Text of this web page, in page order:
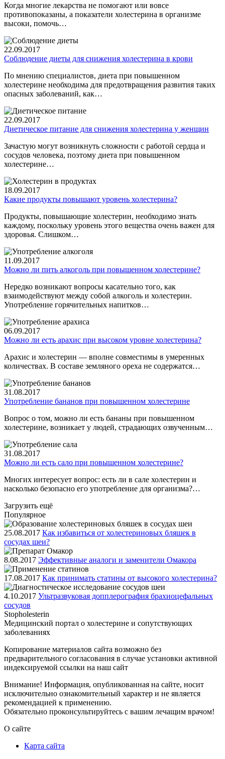
Когда многие лекарства не помогают или вовсе
противопоказаны, а показатели холестерина в организме
высоки, помочь…
22.09.2017
Соблюдение диеты для снижения холестерина в крови
По мнению специалистов, диета при повышенном
холестерине необходима для предотвращения развития таких
опасных заболеваний, как…
22.09.2017
Диетическое питание для снижения холестерина у женщин
Зачастую могут возникнуть сложности с работой сердца и
сосудов человека, поэтому диета при повышенном
холестерине…
18.09.2017
Какие продукты повышают уровень холестерина?
Продукты, повышающие холестерин, необходимо знать
каждому, поскольку уровень этого вещества очень важен для
здоровья. Слишком…
11.09.2017
Можно ли пить алкоголь при повышенном холестерине?
Нередко возникают вопросы касательно того, как
взаимодействуют между собой алкоголь и холестерин.
Употребление горячительных напитков…
06.09.2017
Можно ли есть арахис при высоком уровне холестерина?
Арахис и холестерин — вполне совместимы в умеренных
количествах. В составе земляного ореха не содержатся…
31.08.2017
Употребление бананов при повышенном холестерине
Вопрос о том, можно ли есть бананы при повышенном
холестерине, возникает у людей, страдающих озвученным…
31.08.2017
Можно ли есть сало при повышенном холестерине?
Многих интересует вопрос: есть ли в сале холестерин и
насколько безопасно его употребление для организма?…
Загрузить ещё
Популярное
25.08.2017 Как избавиться от холестериновых бляшек в
сосудах шеи?
8.08.2017 Эффективные аналоги и заменители Омакора
17.08.2017 Как принимать статины от высокого холестерина?
4.10.2017 Ультразвуковая допплерография брахиоцефальных
сосудов
Stopholesterin
Медицинский портал о холестерине и сопутствующих
заболеваниях
Копирование материалов сайта возможно без
предварительного согласования в случае установки активной
индексируемой ссылки на наш сайт
Внимание! Информация, опубликованная на сайте, носит
исключительно ознакомительный характер и не является
рекомендацией к применению.
Обязательно проконсультируйтесь с вашим лечащим врачом!
О сайте
Карта сайта